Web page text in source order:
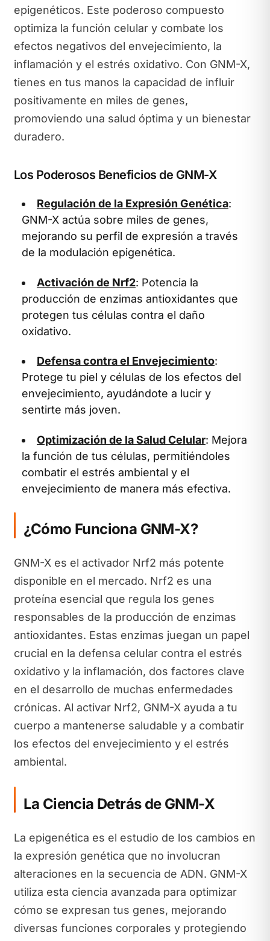
epigenéticos. Este poderoso compuesto
optimiza la función celular y combate los
efectos negativos del envejecimiento, la
inflamación y el estrés oxidativo. Con GNM-X,
tienes en tus manos la capacidad de influir
positivamente en miles de genes,
promoviendo una salud óptima y un bienestar
duradero.
Los Poderosos Beneficios de GNM-X
Regulación de la Expresión Genética:
GNM-X actúa sobre miles de genes,
mejorando su perfil de expresión a través
de la modulación epigenética.
Activación de Nrf2: Potencia la
producción de enzimas antioxidantes que
protegen tus células contra el daño
oxidativo.
Defensa contra el Envejecimiento:
Protege tu piel y células de los efectos del
envejecimiento, ayudándote a lucir y
sentirte más joven.
Optimización de la Salud Celular: Mejora
la función de tus células, permitiéndoles
combatir el estrés ambiental y el
envejecimiento de manera más efectiva.
¿Cómo Funciona GNM-X?
GNM-X es el activador Nrf2 más potente
disponible en el mercado. Nrf2 es una
proteína esencial que regula los genes
responsables de la producción de enzimas
antioxidantes. Estas enzimas juegan un papel
crucial en la defensa celular contra el estrés
oxidativo y la inflamación, dos factores clave
en el desarrollo de muchas enfermedades
crónicas. Al activar Nrf2, GNM-X ayuda a tu
cuerpo a mantenerse saludable y a combatir
los efectos del envejecimiento y el estrés
ambiental.
La Ciencia Detrás de GNM-X
La epigenética es el estudio de los cambios en
la expresión genética que no involucran
alteraciones en la secuencia de ADN. GNM-X
utiliza esta ciencia avanzada para optimizar
cómo se expresan tus genes, mejorando
diversas funciones corporales y protegiendo